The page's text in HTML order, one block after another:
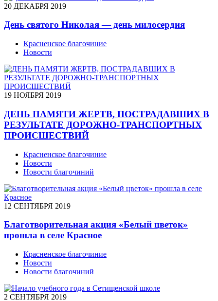
20 ДЕКАБРЯ 2019
День святого Николая — день милосердия
Красненское благочиние
Новости
19 НОЯБРЯ 2019
ДЕНЬ ПАМЯТИ ЖЕРТВ, ПОСТРАДАВШИХ В
РЕЗУЛЬТАТЕ ДОРОЖНО-ТРАНСПОРТНЫХ
ПРОИСШЕСТВИЙ
Красненское благочиние
Новости
Новости благочиний
12 СЕНТЯБРЯ 2019
Благотворительная акция «Белый цветок»
прошла в селе Красное
Красненское благочиние
Новости
Новости благочиний
2 СЕНТЯБРЯ 2019